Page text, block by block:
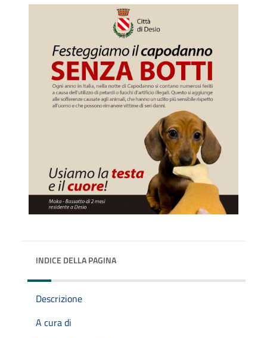
INDICE DELLA PAGINA
Descrizione
A cura di